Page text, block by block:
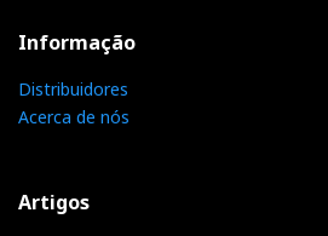
Informação
Distribuidores
Acerca de nós
Artigos